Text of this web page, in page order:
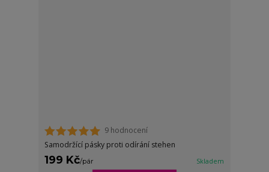
9 hodnocení
Samodržící pásky proti odírání stehen
199 Kč/pár Skladem